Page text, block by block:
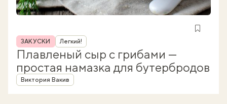
Рубрика
ЗАКУСКИ Легкий!
Плавленый сыр с грибами —
простая намазка для бутербродов
Автор
Виктория Вакив